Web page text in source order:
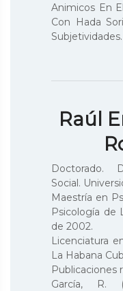
Animicos En
Con Hada
Subjetividades.
Raúl
Doctorado.
Social.
Maestría en
Psicología de
de 2002.
Licenciatura
La Habana
Publicaciones
García, R.